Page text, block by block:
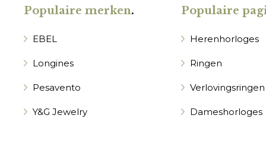
Populaire merken.
EBEL
Longines
Pesavento
Y&G Jewelry
Populaire
Herenhorloges
Ringen
Verlovingsringen
Dameshorloges